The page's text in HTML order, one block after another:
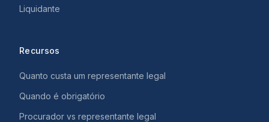
Liquidante
Recursos
Quanto custa um representante legal
Quando é obrigatório
Procurador vs representante legal